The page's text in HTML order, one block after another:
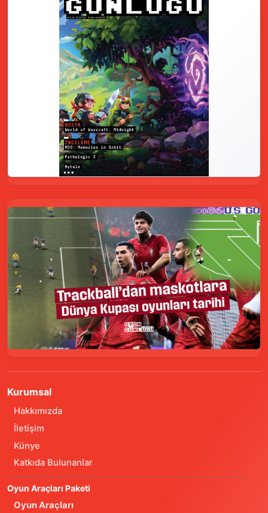
Kurumsal
Hakkımızda
İletişim
Künye
Katkıda Bulunanlar
Oyun Araçları Paketi
Oyun Araçları